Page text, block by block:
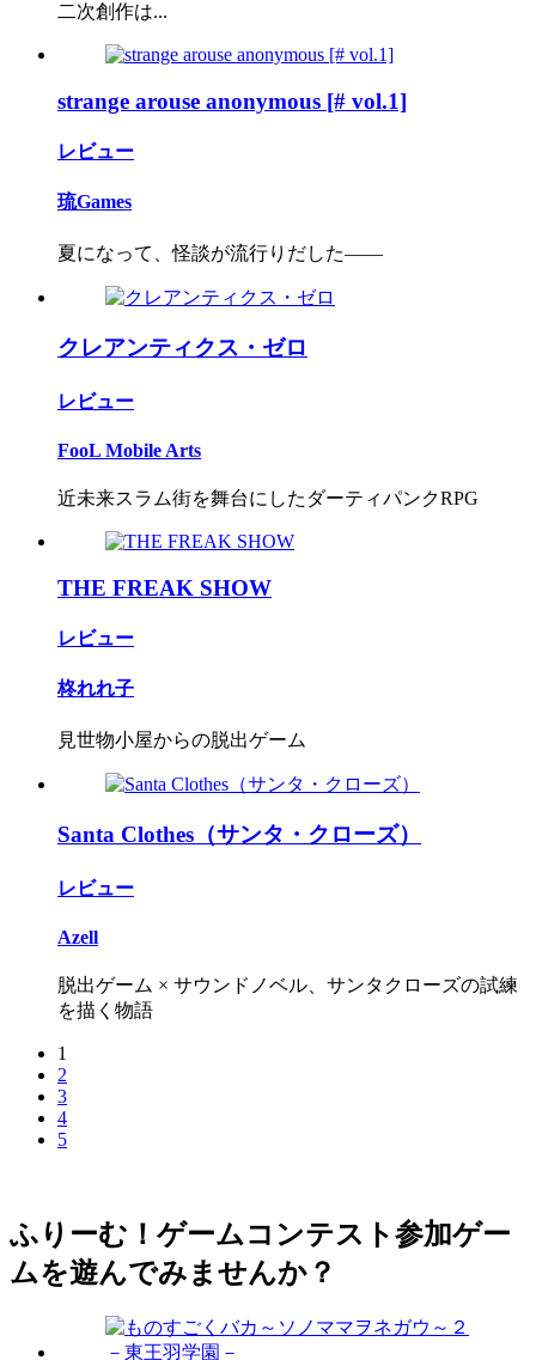
二次創作は...
strange arouse anonymous [# vol.1]
レビュー
琉Games
夏になって、怪談が流行りだした――
クレアンティクス・ゼロ
レビュー
FooL Mobile Arts
近未来スラム街を舞台にしたダーティパンクRPG
THE FREAK SHOW
レビュー
柊れれ子
見世物小屋からの脱出ゲーム
Santa Clothes（サンタ・クローズ）
レビュー
Azell
脱出ゲーム × サウンドノベル、サンタクローズの試練
を描く物語
1
2
3
4
5
ふりーむ！ゲームコンテスト参加ゲー
ムを遊んでみませんか？